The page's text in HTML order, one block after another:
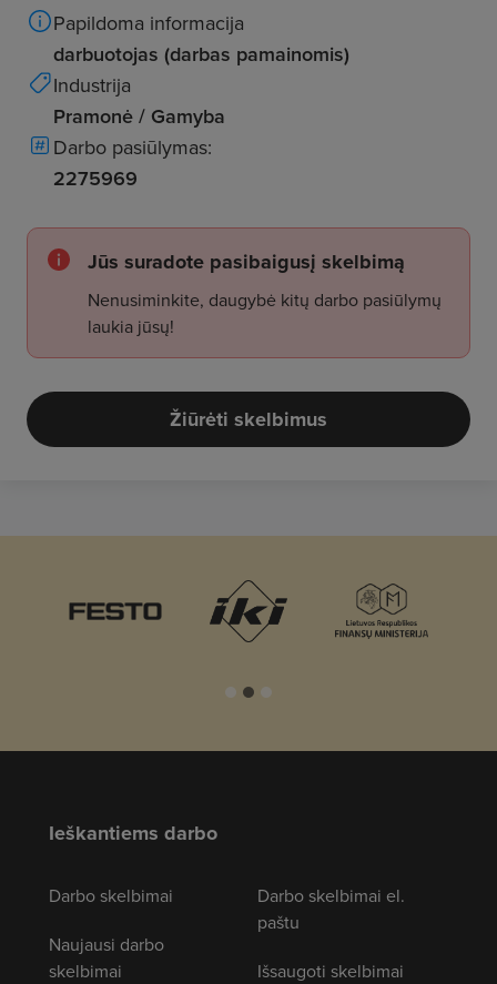
Papildoma informacija
darbuotojas (darbas pamainomis)
Industrija
Pramonė / Gamyba
Darbo pasiūlymas:
2275969
Jūs suradote pasibaigusį skelbimą
Nenusiminkite, daugybė kitų darbo pasiūlymų
laukia jūsų!
Žiūrėti skelbimus
Ieškantiems darbo
Darbo skelbimai
Naujausi darbo
skelbimai
Darbo skelbimai el.
paštu
Išsaugoti skelbimai